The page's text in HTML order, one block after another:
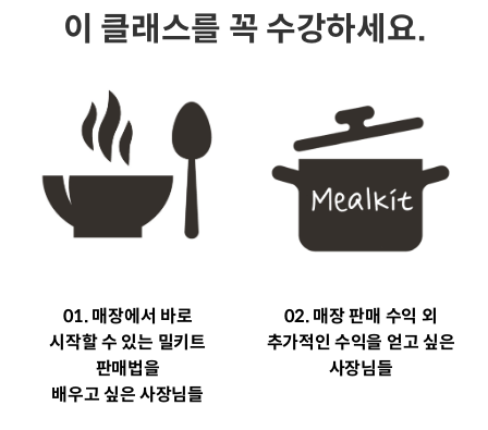
이 클래스를 꼭 수강하세요.
01. 매장에서 바로
시작할 수 있는 밀키트
판매법을
배우고 싶은 사장님들
02. 매장 판매 수익 외
추가적인 수익을 얻고 싶은
사장님들